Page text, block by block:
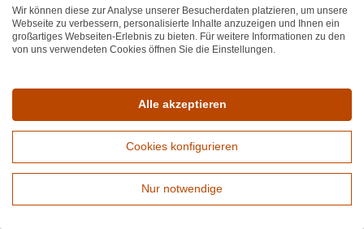
Fähigkeit: Sie nimmt auf, was der Boden ihr gibt, was das
Klima ihr schenkt und was der Winzer aus ihr formt und
gibt all das im Glas wieder. Kein anderer Weißwein bildet
Weißwein. Genau das macht ihn seit Jahrhunderten zu
einer der angesehensten Rebsorten weltweit.
Fakt Details
Herkunft
Rheingau, Deutschland – erste
Erweiterte Suche
Wir können diese zur Analyse unserer Besucherdaten platzieren, um unsere
Webseite zu verbessern, personalisierte Inhalte anzuzeigen und Ihnen ein
großartiges Webseiten-Erlebnis zu bieten. Für weitere Informationen zu den
von uns verwendeten Cookies öffnen Sie die Einstellungen.
Alle akzeptieren
Cookies konfigurieren
Nur notwendige